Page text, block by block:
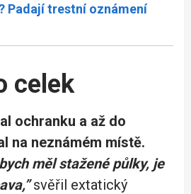
Padají trestní oznámení
celek
ochranku a až do
na neznámém místě.
měl stažené půlky, je
svěřil extatický